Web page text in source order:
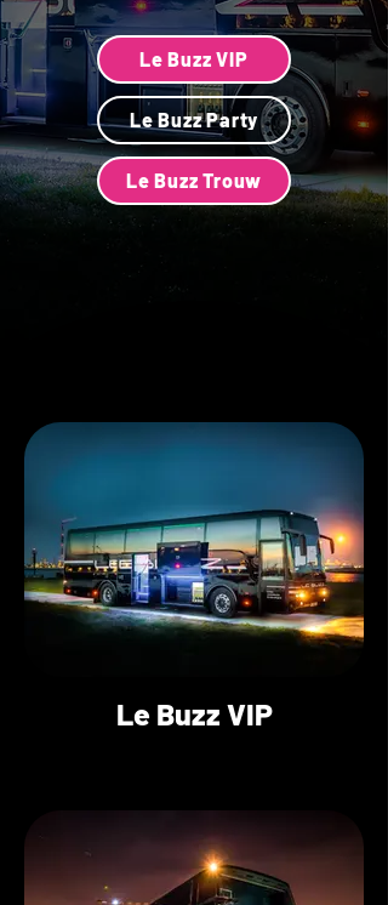
Le Buzz VIP
Le Buzz Party
Le Buzz Trouw
Le Buzz VIP